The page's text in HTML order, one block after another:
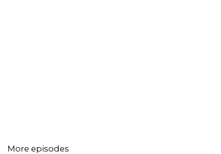
More episodes